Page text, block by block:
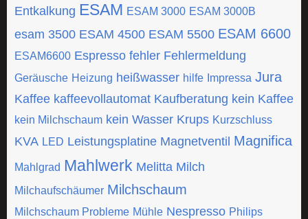
Entkalkung ESAM ESAM 3000 ESAM 3000B
esam 3500 ESAM 4500 ESAM 5500 ESAM 6600
ESAM6600 Espresso fehler Fehlermeldung
Geräusche Heizung heißwasser hilfe Impressa Jura
Kaffee kaffeevollautomat Kaufberatung kein Kaffee
kein Milchschaum kein Wasser Krups Kurzschluss
KVA LED Leistungsplatine Magnetventil Magnifica
Mahlgrad Mahlwerk Melitta Milch
Milchaufschäumer Milchschaum
Milchschaum Probleme Mühle Nespresso Philips